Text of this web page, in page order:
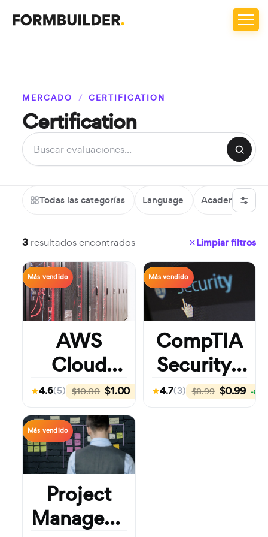
MERCADO / CERTIFICATION
Certification
Todas las categorías Language Academic
3 resultados encontrados Limpiar filtros
Certification
Más vendido
AWS
Cloud
Practitioner
—
Practice
Exam
(Proctored)
4.6(5) $10.00 $1.00 -90%
Certification
Más vendido
CompTIA
Security+
Practice
4.7(3) $8.99 $0.99 -89%
Certification
Más vendido
Project
Management